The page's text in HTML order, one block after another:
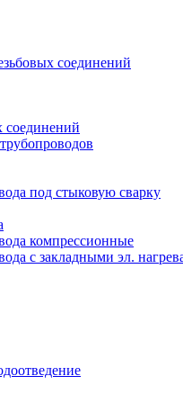
соединений
соединений
под стыковую сварку
компрессионные
с закладными эл.